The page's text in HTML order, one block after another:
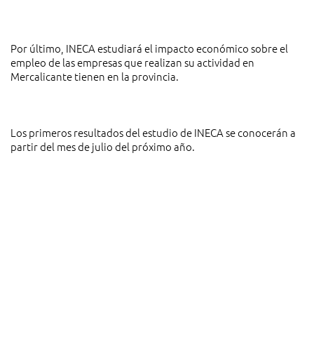
Por último, INECA estudiará el impacto económico sobre el
empleo de las empresas que realizan su actividad en
Mercalicante tienen en la provincia.
Los primeros resultados del estudio de INECA se conocerán a
partir del mes de julio del próximo año.